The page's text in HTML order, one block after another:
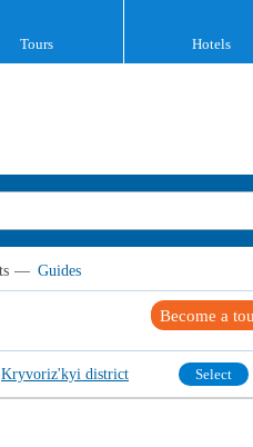
Tours Hotels
— Guides
Become a
Kryvoriz'kyi district Select